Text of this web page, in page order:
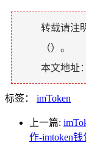
转载请注
（）。
本文地址：
标签： imToken
上一篇:
作-imtoken